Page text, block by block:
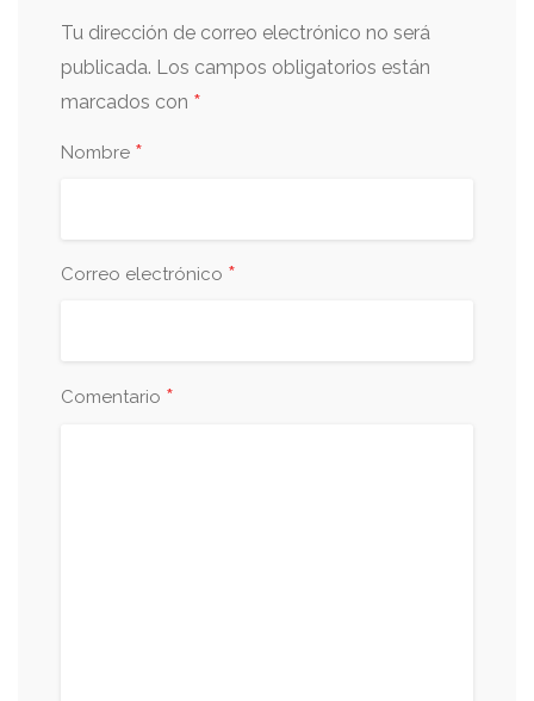
Tu dirección de correo electrónico no será
publicada. Los campos obligatorios están
marcados con *
Nombre *
Correo electrónico *
Comentario *